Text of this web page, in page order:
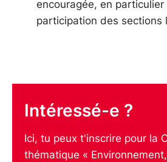
encouragée, en particulier
participation des sections
Intéressé-e ?
Ici, tu peux t'inscrire pour la
thématique «